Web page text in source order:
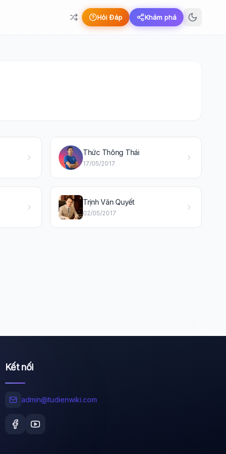
Hỏi Đáp Khám phá
Thức Thông Thái
17/05/2017
Trịnh Văn Quyết
02/05/2017
Kết nối
admin@tudienwiki.com
🎓
🪐 Sao Mộc là gì?